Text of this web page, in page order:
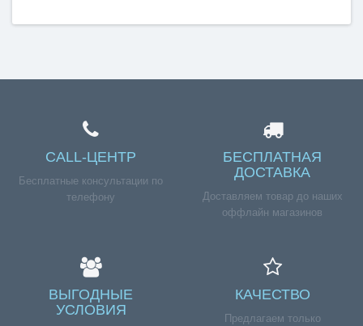
CALL-ЦЕНТР
Бесплатные консультации по
телефону
БЕСПЛАТНАЯ
ДОСТАВКА
Доставляем товар до наших
оффлайн магазинов
ВЫГОДНЫЕ
УСЛОВИЯ
КАЧЕСТВО
Предлагаем только